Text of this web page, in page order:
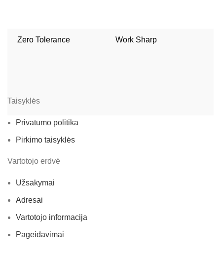
Zero Tolerance Work Sharp
Taisyklės
Privatumo politika
Pirkimo taisyklės
Vartotojo erdvė
Užsakymai
Adresai
Vartotojo informacija
Pageidavimai